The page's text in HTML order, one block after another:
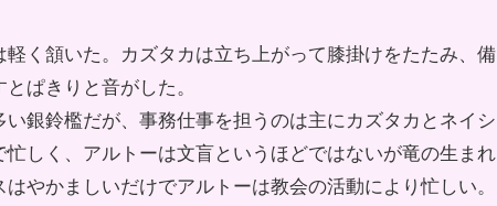
く頷いた。カズタカは立ち上がって膝掛けをたたみ、備
ぱきりと音がした。
銀鈴檻だが、事務仕事を担うのは主にカズタカとネイシ
しく、アルトーは文盲というほどではないが竜の生まれ
やかましいだけでアルトーは教会の活動により忙しい。